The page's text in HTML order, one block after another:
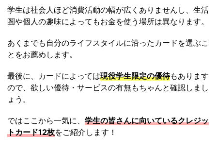
学生は社会人ほど消費活動の幅が広くありませんし、生活
圏や個人の趣味によってもお金を使う場所は異なります。
あくまでも自分のライフスタイルに沿ったカードを選ぶこ
とをお薦めします。
最後に、カードによっては現役学生限定の優待もあります
ので、欲しい優待・サービスの有無もちゃんと確認しまし
ょう。
ではここから一気に、 学生の皆さんに向いているクレジッ
トカード12枚をご紹介します！